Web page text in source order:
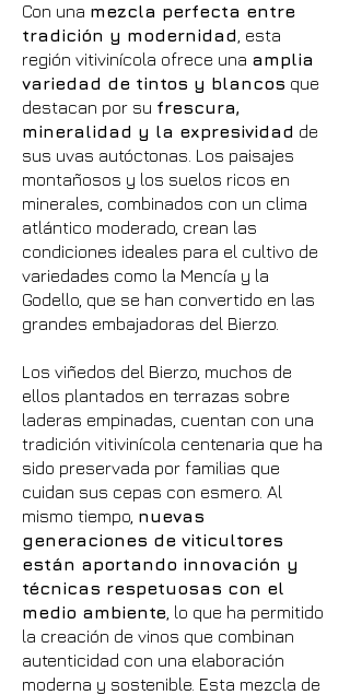
Con una mezcla perfecta entre
tradición y modernidad , esta
región vitivinícola ofrece una amplia
variedad de tintos y blancos que
destacan por su frescura,
mineralidad y la expresividad de
sus uvas autóctonas. Los paisajes
montañosos y los suelos ricos en
minerales, combinados con un clima
atlántico moderado, crean las
condiciones ideales para el cultivo de
variedades como la Mencía y la
Godello, que se han convertido en las
grandes embajadoras del Bierzo.
Los viñedos del Bierzo, muchos de
ellos plantados en terrazas sobre
laderas empinadas, cuentan con una
tradición vitivinícola centenaria que ha
sido preservada por familias que
cuidan sus cepas con esmero. Al
mismo tiempo, nuevas
generaciones de viticultores
están aportando innovación y
técnicas respetuosas con el
medio ambiente , lo que ha permitido
la creación de vinos que combinan
autenticidad con una elaboración
moderna y sostenible. Esta mezcla de